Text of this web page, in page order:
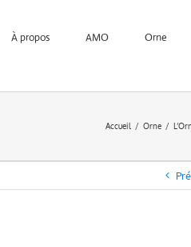
À propos AMO Orne
Accueil Orne